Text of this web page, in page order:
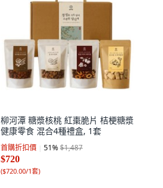
柳河潭 糖漿核桃 紅棗脆片 桔梗糖漿
健康零食 混合4種禮盒, 1套
首購折扣價 51%$1,487
$720
($720.00/1套)